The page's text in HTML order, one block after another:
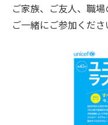
ご家族、ご友人、職
ご一緒にご参加くださ